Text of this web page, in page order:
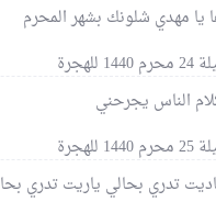
يا مهدي شلونك بشهر المحرم
1440 للهجرة
الناس يجرحني
1440 للهجرة
تدري بحالي ياريت تدري